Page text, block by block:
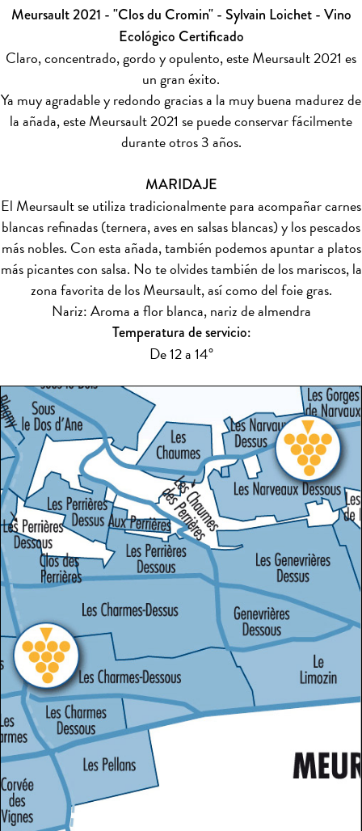
Meursault 2021 - "Clos du Cromin" - Sylvain Loichet - Vino
Ecológico Certificado
Claro, concentrado, gordo y opulento, este Meursault 2021 es
un gran éxito.
Ya muy agradable y redondo gracias a la muy buena madurez de
la añada, este Meursault 2021 se puede conservar fácilmente
durante otros 3 años.
MARIDAJE
El Meursault se utiliza tradicionalmente para acompañar carnes
blancas refinadas (ternera, aves en salsas blancas) y los pescados
más nobles. Con esta añada, también podemos apuntar a platos
más picantes con salsa. No te olvides también de los mariscos, la
zona favorita de los Meursault, así como del foie gras.
Nariz: Aroma a flor blanca, nariz de almendra
Temperatura de servicio:
De 12 a 14°